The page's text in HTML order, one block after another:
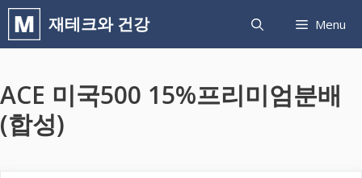
컨
텐
로
건
너
재테크와 건강 Menu
ACE 미국500 15%프리미엄분배
(합성)